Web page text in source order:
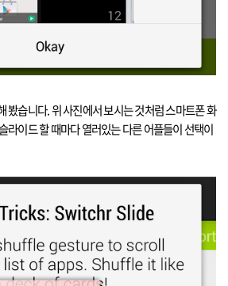
봤습니다.위 사진에서 보시는 것처럼 스마트폰 화
라이드 할 때마다 열러있는 다른 어플들이 선택이